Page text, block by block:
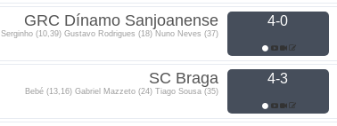
GRC Dínamo Sanjoanense
Serginho (10,39) Gustavo Rodrigues (18) Nuno Neves (37)
4-0
SC Braga
Bebé (13,16) Gabriel Mazzeto (24) Tiago Sousa (35)
4-3